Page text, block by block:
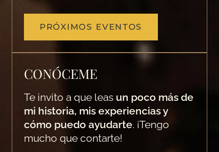
PRÓXIMOS EVENTOS
CONÓCEME
Te invito a que leas un poco más de
mi historia, mis experiencias y
cómo puedo ayudarte. ¡Tengo
mucho que contarte!